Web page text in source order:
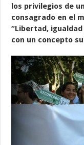
los privilegios de
consagrado en el
“Libertad,
con un concepto